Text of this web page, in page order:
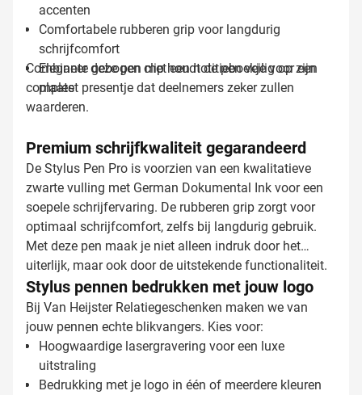
accenten
Comfortabele rubberen grip voor langdurig
schrijfcomfort
Elegante gebogen clip houdt de pen veilig op zijn
plaats
Combineer deze pen met een notitieboekje voor een
compleet presentje dat deelnemers zeker zullen
waarderen.
Premium schrijfkwaliteit gegarandeerd
De Stylus Pen Pro is voorzien van een kwalitatieve
zwarte vulling met German Dokumental Ink voor een
soepele schrijfervaring. De rubberen grip zorgt voor
optimaal schrijfcomfort, zelfs bij langdurig gebruik.
Met deze pen maak je niet alleen indruk door het
uiterlijk, maar ook door de uitstekende functionaliteit.
Stylus pennen bedrukken met jouw logo
Bij Van Heijster Relatiegeschenken maken we van
jouw pennen echte blikvangers. Kies voor:
Hoogwaardige lasergravering voor een luxe
uitstraling
Bedrukking met je logo in één of meerdere kleuren